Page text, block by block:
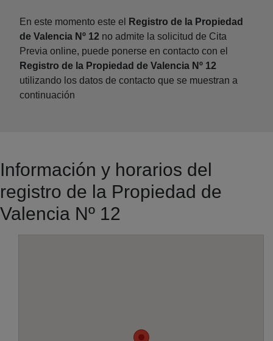
En este momento este el
Registro de la Propiedad
de Valencia Nº 12 no admite la solicitud de Cita
Previa online, puede ponerse en contacto con el
Registro de la Propiedad de Valencia Nº 12
utilizando los datos de contacto que se muestran a
continuación
Información y horarios del
registro de la Propiedad de
Valencia Nº 12